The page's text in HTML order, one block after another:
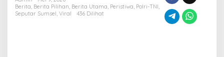
e
c
Berita, Berita Pilihan, Berita Utama, Peristiwa, Polri-TNI,
Seputar Sumsel, Viral 436 Dilihat